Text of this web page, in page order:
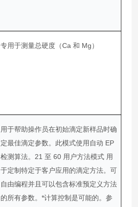
专用于测量总硬度（Ca 和 Mg）
用于帮助操作员在初始滴定新样品时确
定最佳滴定参数。此模式使用自动 EP
检测算法。21 至 60 用户方法模式 用
于定制特定于客户应用的滴定方法。可
自由编程并且可以包含标准预定义方法
的所有参数。*计算控制是可能的。参